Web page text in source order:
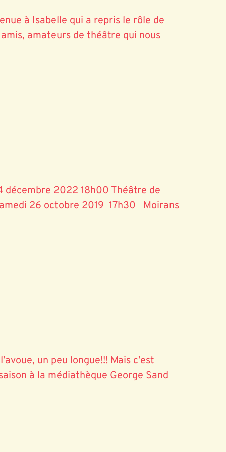
à Isabelle qui a repris le rôle de
amateurs de théâtre qui nous
décembre 2022 18h00 Théâtre de
26 octobre 2019 17h30 Moirans
un peu longue!!! Mais c’est
à la médiathèque George Sand